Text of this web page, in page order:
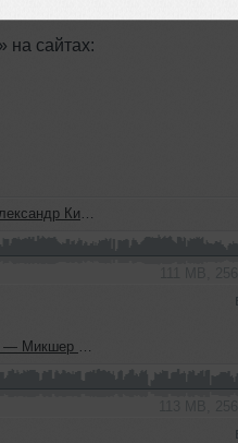
на сайтах:
726 (29.07.2026)
Александром Киреевым (29.07.2026)